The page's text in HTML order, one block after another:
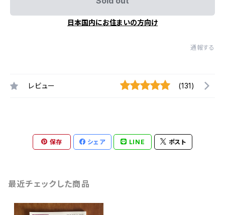
日本国内にお住まいの方向け
通報する
レビュー (131)
保存 シェア LINE ポスト
最近チェックした商品